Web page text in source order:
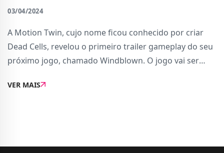
03/04/2024
A Motion Twin, cujo nome ficou conhecido por criar
Dead Cells, revelou o primeiro trailer gameplay do seu
próximo jogo, chamado Windblown. O jogo vai ser
algures em 2024 e poderá ser jogado 1 a 3 jo...
VER MAIS